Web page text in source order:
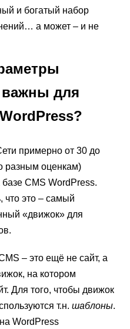
и богатый набор
а может – и не
важны для
WordPress?
примерно от 30 до
разным оценкам)
CMS WordPress.
что это – самый
«движок» для
– это ещё не сайт, а
на котором
Для того, чтобы движок
т.н.шаблоны.
WordPress